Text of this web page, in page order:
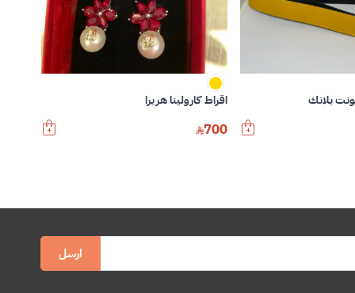
بلانك اقراط كارولينا هريرا
700
ارسل